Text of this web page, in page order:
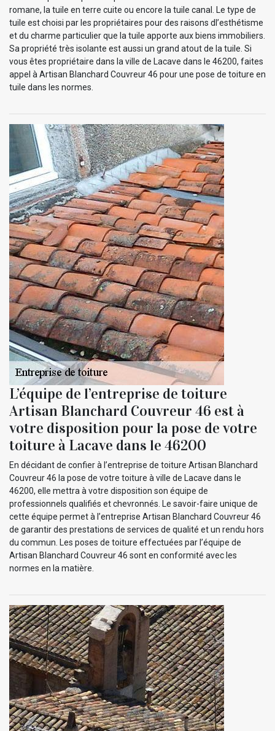
romane, la tuile en terre cuite ou encore la tuile canal. Le type de
tuile est choisi par les propriétaires pour des raisons dl’esthétisme
et du charme particulier que la tuile apporte aux biens immobiliers.
Sa propriété très isolante est aussi un grand atout de la tuile. Si
vous êtes propriétaire dans la ville de Lacave dans le 46200, faites
appel à Artisan Blanchard Couvreur 46 pour une pose de toiture en
tuile dans les normes.
L’équipe de l’entreprise de toiture
Artisan Blanchard Couvreur 46 est à
votre disposition pour la pose de votre
toiture à Lacave dans le 46200
En décidant de confier à l’entreprise de toiture Artisan Blanchard
Couvreur 46 la pose de votre toiture à ville de Lacave dans le
46200, elle mettra à votre disposition son équipe de
professionnels qualifiés et chevronnés. Le savoir-faire unique de
cette équipe permet à l’entreprise Artisan Blanchard Couvreur 46
de garantir des prestations de services de qualité et un rendu hors
du commun. Les poses de toiture effectuées par l’équipe de
Artisan Blanchard Couvreur 46 sont en conformité avec les
normes en la matière.